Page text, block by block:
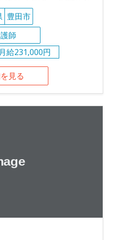
豊田市
師
月給231,000円
見る